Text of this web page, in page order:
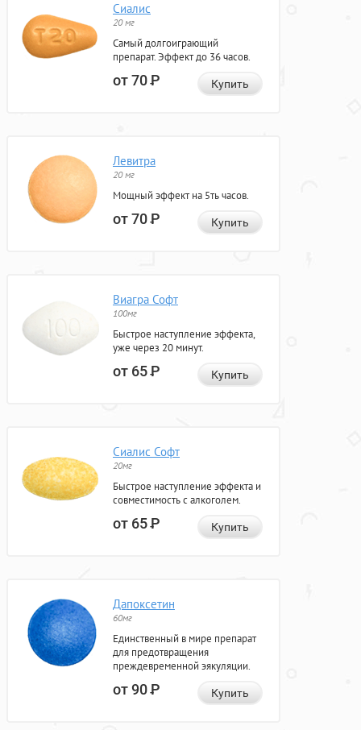
Сиалис
20 мг
Самый долгоиграющий
препарат. Эффект до 36 часов.
от 70Р Купить
Левитра
20 мг
Мощный эффект на 5ть часов.
от 70Р Купить
Виагра Софт
100мг
Быстрое наступление эффекта,
уже через 20 минут.
от 65Р Купить
Сиалис Софт
20мг
Быстрое наступление эффекта и
совместимость с алкоголем.
от 65Р Купить
Дапоксетин
60мг
Единственный в мире препарат
для предотвращения
преждевременной эякуляции.
от 90Р Купить